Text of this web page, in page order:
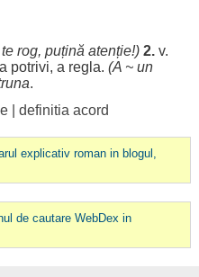
rog, puțină atenție!) 2.v.
potrivi, a regla. (A ~ un
.
| definitia acord
explicativ roman in blogul,
de cautare WebDex in